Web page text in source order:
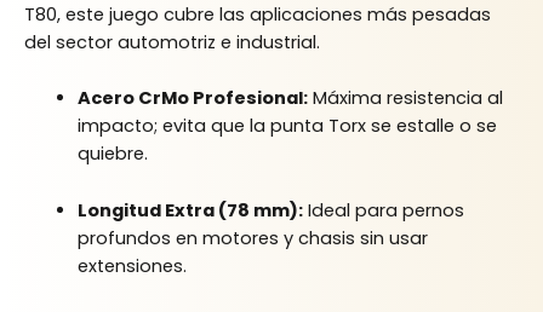
T80, este juego cubre las aplicaciones más pesadas
del sector automotriz e industrial.
Acero CrMo Profesional:Máxima resistencia al
impacto; evita que la punta Torx se estalle o se
quiebre.
Longitud Extra (78 mm):Ideal para pernos
profundos en motores y chasis sin usar
extensiones.